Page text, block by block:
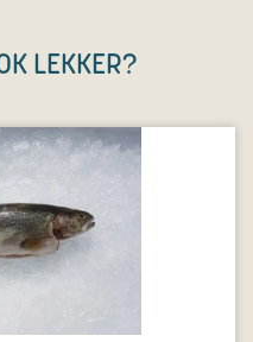
LEKKER?